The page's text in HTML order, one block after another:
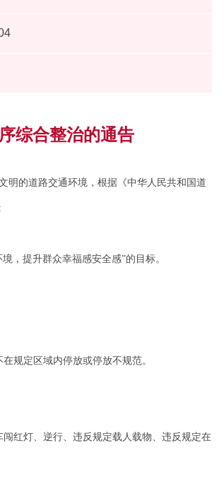
综合整治的通告
明的道路交通环境，根据《中华人民共和国道
，提升群众幸福感安全感”的目标。
规定区域内停放或停放不规范。
红灯、逆行、违反规定载人载物、违反规定在